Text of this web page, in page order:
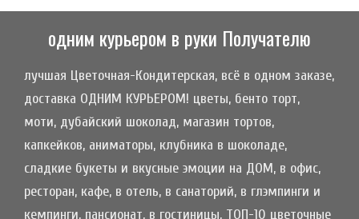
одним курьером в руки Получателю
лучшая Цветочная-Кондитерская, всё в одном заказе,
доставка ОДНИМ КУРЬЕРОМ! цветы, бенто торт,
моти, дубайский шоколад, магазин тортов,
капкейков, аниматоры, клубника в шоколаде,
сладкие букеты и вкусные эмоции на ДОМ, в офис,
ресторан, кафе, в отель, в санаторий, в глэмпинги и
кемпинги, пансионат, в гостиницы, ТОП-10 цветочные